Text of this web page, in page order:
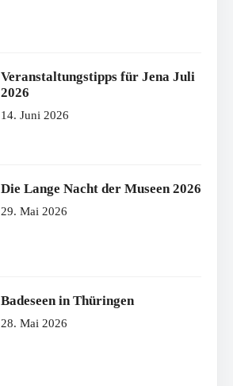
Veranstaltungstipps für Jena Juli
2026
14. Juni 2026
Die Lange Nacht der Museen 2026
29. Mai 2026
Badeseen in Thüringen
28. Mai 2026